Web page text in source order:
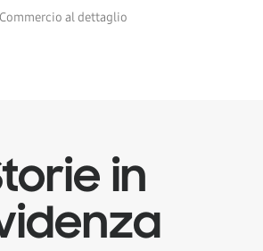
Commercio al dettaglio
in